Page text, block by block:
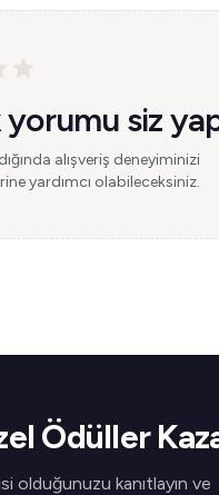
siz
alışveriş deneyiminizi
yardımcı olabileceksiniz.
Ödüller
olduğunuzu kanıtlayın ve